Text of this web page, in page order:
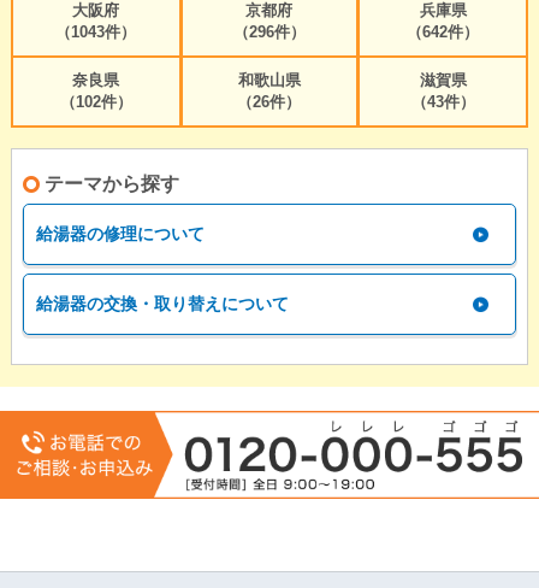
大阪府
（1043件）
京都府
（296件）
兵庫県
（642件）
奈良県
（102件）
和歌山県
（26件）
滋賀県
（43件）
テーマから探す
給湯器の修理について
給湯器の交換・取り替えについて